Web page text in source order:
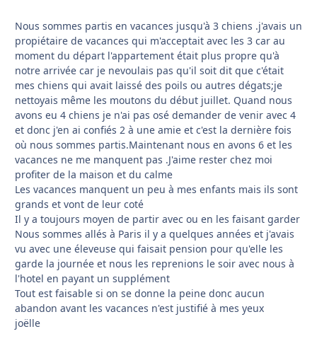
Nous sommes partis en vacances jusqu'à 3 chiens .j'avais un
propiétaire de vacances qui m'acceptait avec les 3 car au
moment du départ l'appartement était plus propre qu'à
notre arrivée car je nevoulais pas qu'il soit dit que c'était
mes chiens qui avait laissé des poils ou autres dégats;je
nettoyais même les moutons du début juillet. Quand nous
avons eu 4 chiens je n'ai pas osé demander de venir avec 4
et donc j'en ai confiés 2 à une amie et c'est la dernière fois
où nous sommes partis.Maintenant nous en avons 6 et les
vacances ne me manquent pas .J'aime rester chez moi
profiter de la maison et du calme
Les vacances manquent un peu à mes enfants mais ils sont
grands et vont de leur coté
Il y a toujours moyen de partir avec ou en les faisant garder
Nous sommes allés à Paris il y a quelques années et j'avais
vu avec une éleveuse qui faisait pension pour qu'elle les
garde la journée et nous les reprenions le soir avec nous à
l'hotel en payant un supplément
Tout est faisable si on se donne la peine donc aucun
abandon avant les vacances n'est justifié à mes yeux
joëlle